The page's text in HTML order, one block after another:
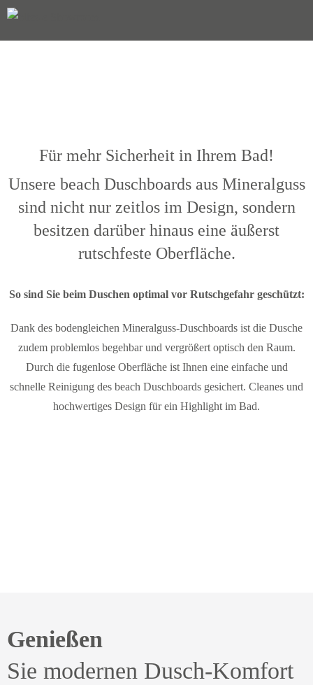
Für mehr Sicherheit in Ihrem Bad!
Unsere beach Duschboards aus Mineralguss
sind nicht nur zeitlos im Design, sondern
besitzen darüber hinaus eine äußerst
rutschfeste Oberfläche.
So sind Sie beim Duschen optimal vor Rutschgefahr geschützt:
Dank des bodengleichen Mineralguss-Duschboards ist die Dusche
zudem problemlos begehbar und vergrößert optisch den Raum.
Durch die fugenlose Oberfläche ist Ihnen eine einfache und
schnelle Reinigung des beach Duschboards gesichert. Cleanes und
hochwertiges Design für ein Highlight im Bad.
Genießen
Sie modernen Dusch-Komfort